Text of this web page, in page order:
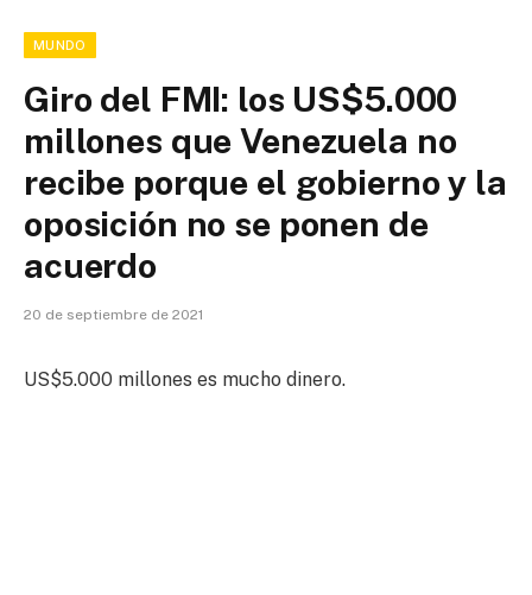
MUNDO
Giro del FMI: los US$5.000
millones que Venezuela no
recibe porque el gobierno y la
oposición no se ponen de
acuerdo
20 de septiembre de 2021
US$5.000 millones es mucho dinero.